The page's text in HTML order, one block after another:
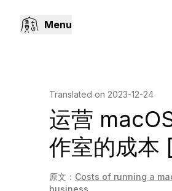
Menu
Translated on 2023-12-24
运营
作室的成本
原文： Costs of running a
business